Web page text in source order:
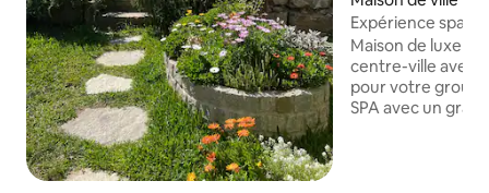
Expérience spa à
Maison de luxe
centre-ville avec
pour votre
SPA avec un